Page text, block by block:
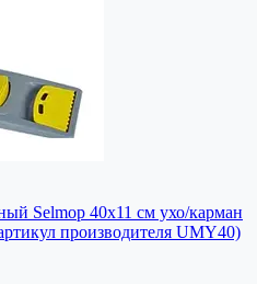
Selmop 40х11 см ухо/карман
производителя UMY40)